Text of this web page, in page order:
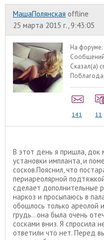
МашаПолянская offline
25 марта 2015 г., 9:43:05
На форуме:
Сказал(а)
141 11
В этот день я пришла, док
установки импланта, и
сосков.Пояснил, что
периареолярной
сделает дополнительные
наркоз и просыпаюсь в
обошлось только ареолой
грудь...она была очень
сосками вниз. Я спросила
ответили что нет. Перед